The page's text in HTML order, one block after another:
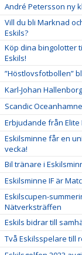
André Petersson ny
Vill du bli Marknad
Eskils?
Köp dina bingolotter
Eskils!
”Höstlovsfotbollen”
Karl-Johan
Scandic
Erbjudande från Elite
Eskilsminne får en
vecka!
Bil tränare i
Eskilsminne IF är
Eskilscupen-
Nätverksträffen
Eskils bidrar till
Två Eskilsspelare till